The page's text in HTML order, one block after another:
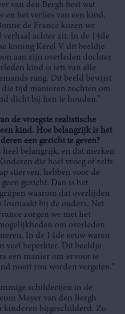
van den Bergh best wat
en het verlies van een kind.
de France kozen we
verhaal achter zit. In de 14de
koning Karel V dit beeldje
aan zijn overleden dochter.
kind is iets van alle
rang. Dit beeld bewijst
die tijd manieren zochten om
dicht bij hen te houden.”
de vroegste realistische
kind. Hoe belangrijk is het
een gezicht te geven?
heel belangrijk, en dat merken
die heel vroeg of zelfs
stierven, hebben voor de
gezicht. Dan is het
waarom dat overlijden
losmaakt bij de ouders. Net
zorgen we met het
om overleden
In de 14de eeuw waren
veel beperkter. Dit beeldje
een manier om ervoor te
nooit zou worden vergeten.”
schilderijen in de
Mayer van den Bergh
kinderen bijgeschilderd. Zo